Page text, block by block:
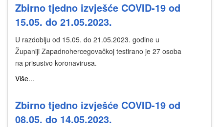
Zbirno tjedno izvješće COVID-19 od
15.05. do 21.05.2023.
U razdoblju od 15.05. do 21.05.2023. godine u
Županiji Zapadnohercegovačkoj testirano je 27 osoba
na prisustvo koronavirusa.
Više...
Zbirno tjedno izvješće COVID-19 od
08.05. do 14.05.2023.